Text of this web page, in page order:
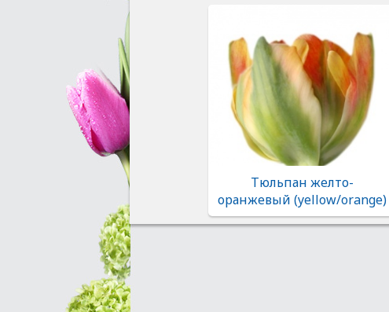
Тюльпан желто-
оранжевый (yellow/orange)